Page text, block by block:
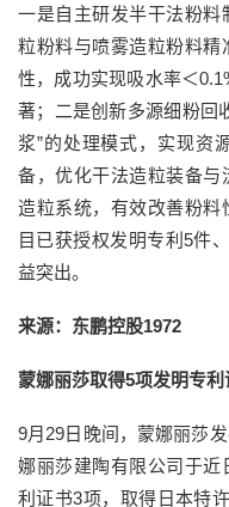
一是自主研发半干法粉料
粒粉料与喷雾造粒粉料精
性，成功实现吸水率＜
著；二是创新多源细粉回
浆”的处理模式，实现资
备，优化干法造粒装备与
造粒系统，有效改善粉料
目已获授权发明专利5件
益突出。
来源：东鹏控股1972
蒙娜丽莎取得5项发明专利
9月29日晚间，蒙娜丽莎
娜丽莎建陶有限公司于近
利证书3项，取得日本特